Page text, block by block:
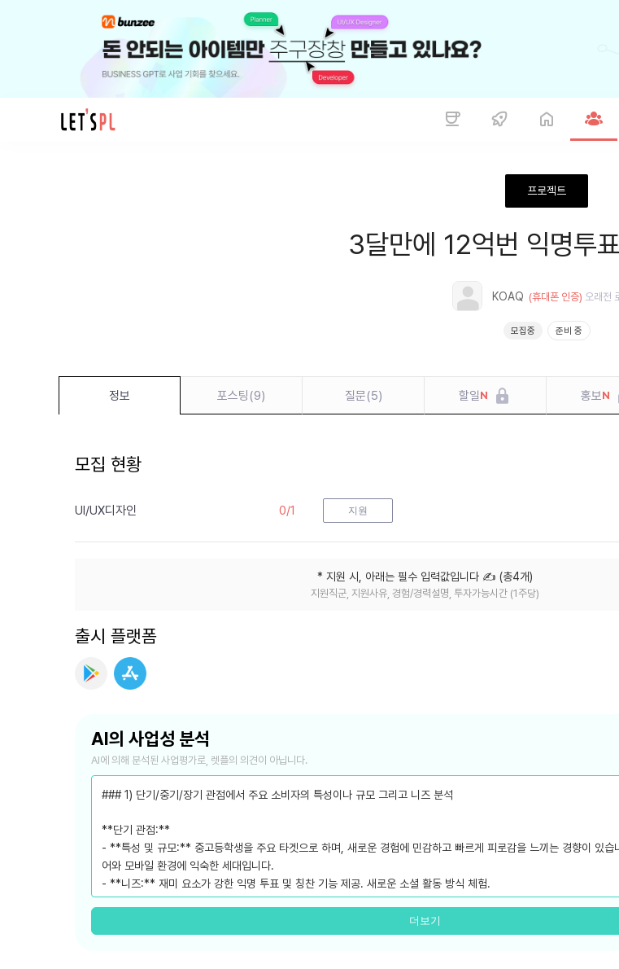
프로젝트
3달만에 12억번 익명투
KOAQ (휴대폰 인증) 오래전
모집중 준비 중
정보 포스팅 (9) 질문(5) 할일 N 홍보 N
모집 현황
UI/UX디자인 0/1 지원
* 지원 시, 아래는 필수 입력값입니다✍️ (총4개)
지원직군, 지원사유, 경험/경력설명, 투자가능시간 (1주당)
출시 플랫폼
AI의 사업성 분석
AI에 의해 분석된 사업평가로, 렛플의 의견이 아닙니다.
### 1) 단기/중기/장기 관점에서 주요 소비자의 특성이나 규모 그리고 니즈 분석
**단기 관점:**
- **특성 및 규모:** 중고등학생을 주요 타겟으로 하며, 새로운 경험에 민감하고 빠르게 피로감을 느끼는 경향이 있습
어와 모바일 환경에 익숙한 세대입니다.
- **니즈:** 재미 요소가 강한 익명 투표 및 칭찬 기능 제공. 새로운 소셜 활동 방식 체험.
- **특성 및 규모:** 꾸준한 업데이트와 유지보수로 인해 지속적으로 앱을 사용하는 사용자층. 사용자의 연령대가 조
더보기